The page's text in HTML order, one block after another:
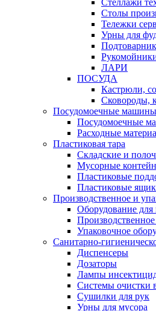
Стеллажи
Столы
Тележки
Урны для
ЛАРИ
ПОСУДА
Кастрюли,
Сковороды,
Посудомоечные машины
Посудомоечные
Расходные
Пластиковая тара
Складские и
Мусорные
Пластиковые
Пластиковые
Производственное и
Оборудование для
Упаковочное
Санитарно-
Диспенсеры
Дозаторы
Лампы
Системы очистки
Сушилки для рук
Урны для мусора